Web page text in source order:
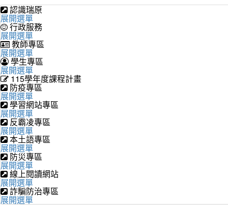
認識瑞原
展開選單
行政服務
展開選單
教師專區
展開選單
學生專區
展開選單
115學年度課程計畫
防疫專區
展開選單
學習網站專區
展開選單
反霸凌專區
展開選單
本土語專區
展開選單
防災專區
展開選單
線上閱讀網站
展開選單
詐騙防治專區
展開選單